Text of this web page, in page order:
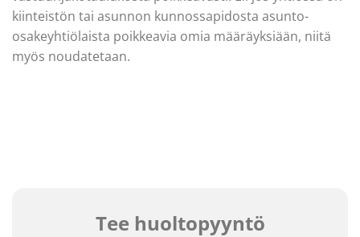
kiinteistön tai asunnon kunnossapidosta asunto-
osakeyhtiölaista poikkeavia omia määräyksiään, niitä
myös noudatetaan.
Tee huoltopyyntö